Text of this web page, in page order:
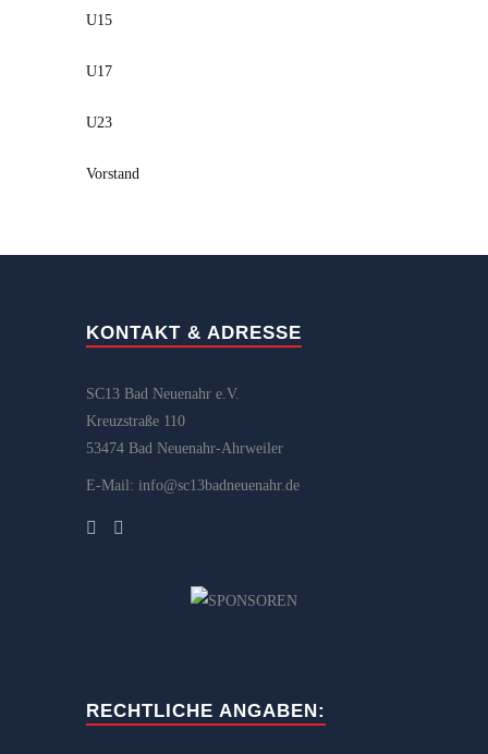
U15
U17
U23
Vorstand
KONTAKT & ADRESSE
SC13 Bad Neuenahr e.V.
Kreuzstraße 110
53474 Bad Neuenahr-Ahrweiler
E-Mail: info@sc13badneuenahr.de
RECHTLICHE ANGABEN: